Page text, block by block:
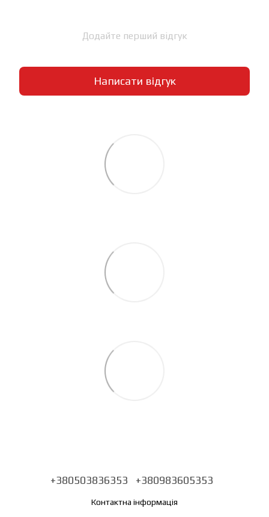
Додайте перший відгук
Написати відгук
+380503836353 +380983605353
Контактна інформація